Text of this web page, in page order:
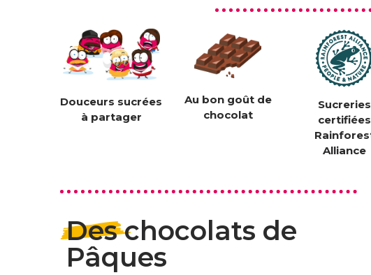
Douceurs sucrées
à partager
Au bon goût de
chocolat
Sucreries
certifiées
Alliance
Des chocolats de
Pâques